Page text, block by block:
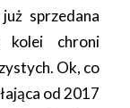
sprzedana
kolei chroni
Ok, co
od 2017